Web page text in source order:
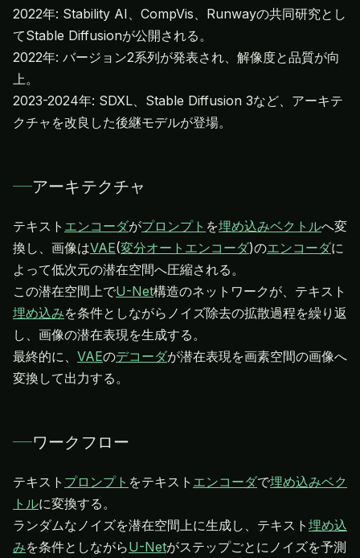
2022年: Stability AI、CompVis、Runwayの共同研究とし
てStable Diffusionが公開される。
2022年: バージョン2系列が発表され、解像度と品質が向
上。
2023-2024年: SDXL、Stable Diffusion 3など、アーキテ
クチャを改良した後継モデルが登場。
アーキテクチャ
テキスト エンコーダがプロンプト を埋め込みベクトルへ変
換し、画像はVAE(変分オートエンコーダ)のエンコーダに
よって低次元の潜在空間へ圧縮される。
この潜在空間上でU-Net構造のネットワークが、テキスト
埋め込みを条件としながらノイズ除去の拡散過程を繰り返
し、画像の潜在表現を生成する。
最終的に、 VAEのデコーダが潜在表現を画素空間の画像へ
変換して出力する。
ワークフロー
テキスト プロンプト をテキスト エンコーダで埋め込みベク
トルに変換する。
ランダムなノイズを潜在空間上に生成し、テキスト 埋め込
みを条件としながらU-Netがステップごとにノイズを予測